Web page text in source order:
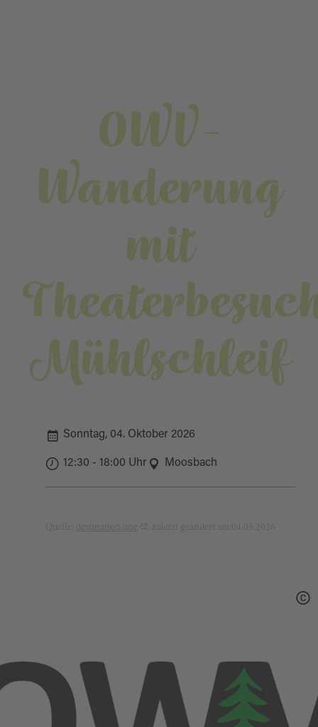
OWV-
Wanderung
mit
Mühlschleif
Sonntag, 04. Oktober 2026
12:30 - 18:00 Uhr Moosbach